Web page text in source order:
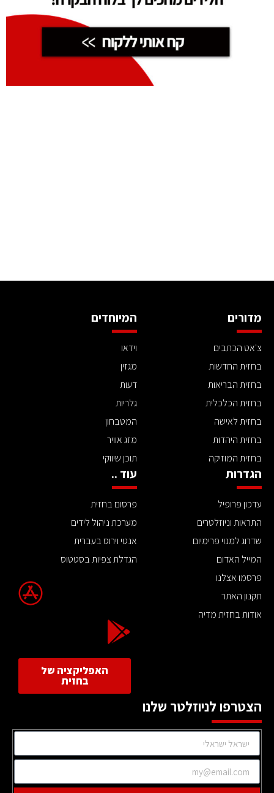
מדורים
צ'אט הכתבים
בחזית החדשות
בחזית הבריאות
בחזית הכלכלית
בחזית לאישה
בחזית היהדות
בחזית המוזיקה
המיוחדים
וידאו
מגזין
דעות
גלריות
המטבחון
מזג אוויר
תוכן שיווקי
הגדרות
עדכון פרופיל
התראות וניוזלטרים
שדרוג למנוי פרימיום
המייל האדום
פרסמו אצלנו
תקנון האתר
אודות בחזית מדיה
עוד ..
פרסום בחזית
מערכת ניהול לידים
אנטי וירוס בעברית
הגדלת צפיות בסטטוס
האפליקציה של
בחזית
הצטרפו לניוזלטר שלנו